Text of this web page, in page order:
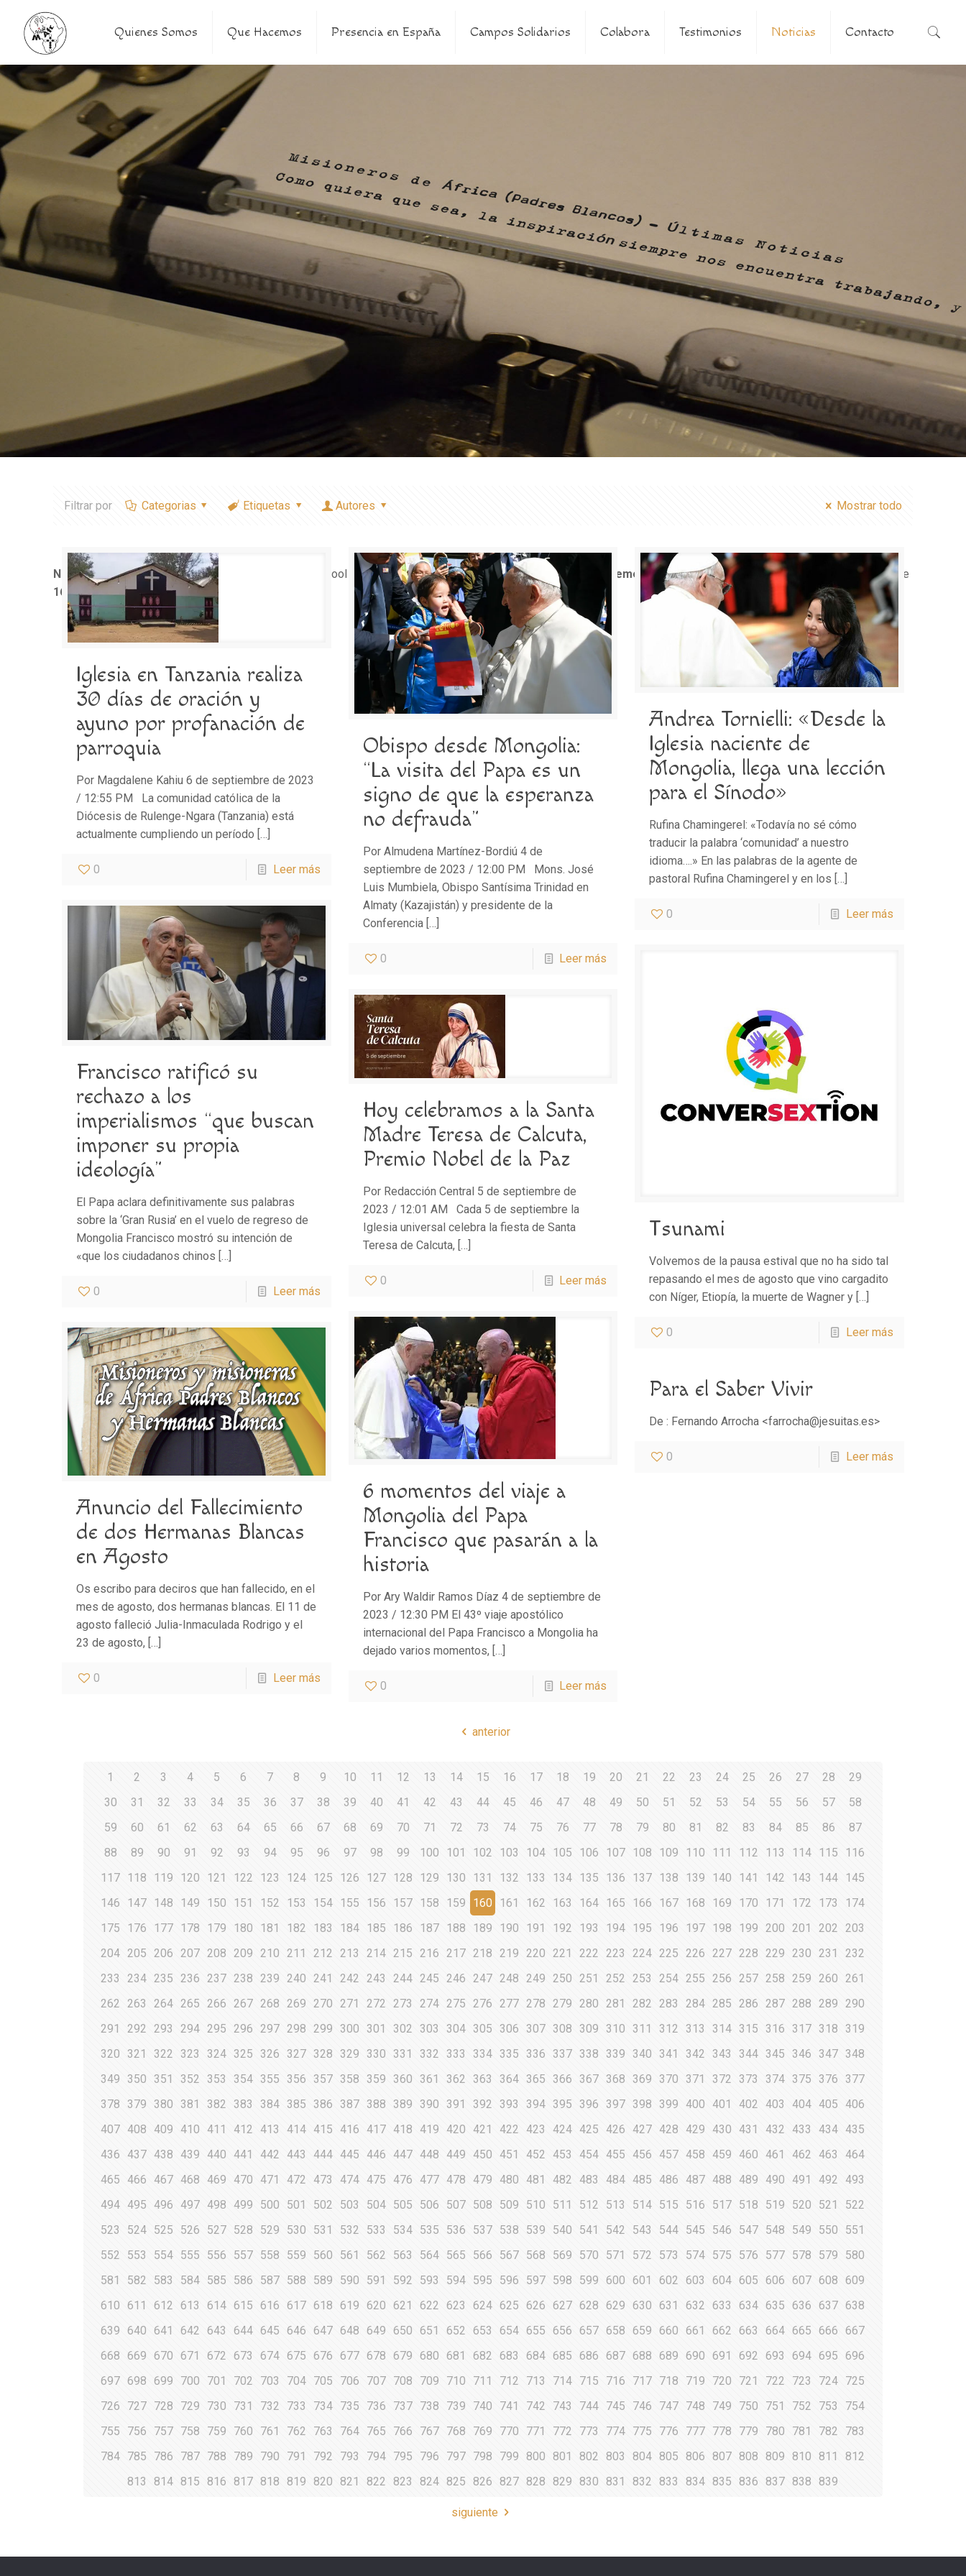
Quienes Somos Que Hacemos Presencia en España Campos Solidarios Colabora Testimonios Noticias Contacto
Filtrar por Categorias Etiquetas Autores Mostrar todo
Notice: Trying to access array offset on value of type bool in/home/misioner/public_html/padresblancos/themes/betheme/functions/theme-functions.php on line
1611
Iglesia en Tanzania realiza
30 días de oración y
ayuno por profanación de
parroquia
Por Magdalene Kahiu 6 de septiembre de 2023
/ 12:55 PM La comunidad católica de la
Diócesis de Rulenge-Ngara (Tanzania) está
actualmente cumpliendo un período […]
0 Leer más
Obispo desde Mongolia:
“La visita del Papa es un
signo de que la esperanza
no defrauda”
Por Almudena Martínez-Bordiú 4 de
septiembre de 2023 / 12:00 PM Mons. José
Luis Mumbiela, Obispo Santísima Trinidad en
Almaty (Kazajistán) y presidente de la
Conferencia[…]
0 Leer más
Andrea Tornielli: «Desde la
Iglesia naciente de
Mongolia, llega una lección
para el Sínodo»
Rufina Chamingerel: «Todavía no sé cómo
traducir la palabra ‘comunidad’ a nuestro
idioma….» En las palabras de la agente de
pastoral Rufina Chamingerel y en los […]
0 Leer más
Francisco ratificó su
rechazo a los
imperialismos “que buscan
imponer su propia
ideología”
El Papa aclara definitivamente sus palabras
sobre la ‘Gran Rusia’ en el vuelo de regreso de
Mongolia Francisco mostró su intención de
«que los ciudadanos chinos […]
0 Leer más
Tsunami
Volvemos de la pausa estival que no ha sido tal
repasando el mes de agosto que vino cargadito
con Níger, Etiopía, la muerte de Wagner y […]
0 Leer más
Hoy celebramos a la Santa
Madre Teresa de Calcuta,
Premio Nobel de la Paz
Por Redacción Central 5 de septiembre de
2023 / 12:01 AM Cada 5 de septiembre la
Iglesia universal celebra la fiesta de Santa
Teresa de Calcuta, […]
0 Leer más
6 momentos del viaje a
Mongolia del Papa
Francisco que pasarán a la
historia
Por Ary Waldir Ramos Díaz 4 de septiembre de
2023 / 12:30 PM El 43º viaje apostólico
internacional del Papa Francisco a Mongolia ha
dejado varios momentos, […]
0 Leer más
Anuncio del Fallecimiento
de dos Hermanas Blancas
en Agosto
Os escribo para deciros que han fallecido, en el
mes de agosto, dos hermanas blancas. El 11 de
agosto falleció Julia-Inmaculada Rodrigo y el
23 de agosto, […]
0 Leer más
Para el Saber Vivir
De : Fernando Arrocha <farrocha@jesuitas.es>
0 Leer más
anterior
1 2 3 4 5 6 7 8 9 10 11 12 13 14 15 16 17 18 19 20 21 22 23 24 25 26 27 28
29
30
31 32 33 34 35 36 37 38 39 40 41 42 43 44 45 46 47 48 49 50 51 52 53 54 55 56 57
58
59
60 61 62 63 64 65 66 67 68 69 70 71 72 73 74 75 76 77 78 79 80 81 82 83 84 85 86
87
88
89 90 91 92 93 94 95 96 97 98 99 100 101 102 103 104 105 106 107 108 109 110 111 112 113 114 115
116
117 118 119 120 121 122 123 124 125 126 127 128 129 130 131 132 133 134 135 136 137 138 139 140 141 142 143 144 145
146
147 148 149 150 151 152 153 154 155 156 157 158 159 160 161 162 163 164 165 166 167 168 169 170 171 172 173
174
175
176 177 178 179 180 181 182 183 184 185 186 187 188 189 190 191 192 193 194 195 196 197 198 199 200 201 202
203
204 205 206 207 208 209 210 211 212 213 214 215 216 217 218 219 220 221 222 223 224 225 226 227 228 229 230 231
232
233
234 235 236 237 238 239 240 241 242 243 244 245 246 247 248 249 250 251 252 253 254 255 256 257 258 259 260
261
262
263 264 265 266 267 268 269 270 271 272 273 274 275 276 277 278 279 280 281 282 283 284 285 286 287 288 289
290
291
292 293 294 295 296 297 298 299 300 301 302 303 304 305 306 307 308 309 310 311 312 313 314 315 316 317 318
319
320
321 322 323 324 325 326 327 328 329 330 331 332 333 334 335 336 337 338 339 340 341 342 343 344 345 346 347 348
349
350 351 352 353 354 355 356 357 358 359 360 361 362 363 364 365 366 367 368 369 370 371 372 373 374 375 376
377
378
379 380 381 382 383 384 385 386 387 388 389 390 391 392 393 394 395 396 397 398 399 400 401 402 403 404 405
406
407 408 409 410 411 412 413 414 415 416 417 418 419 420 421 422 423 424 425 426 427 428 429 430 431 432 433 434 435
436
437 438 439 440 441 442 443 444 445 446 447 448 449 450 451 452 453 454 455 456 457 458 459 460 461 462 463
464
465
466 467 468 469 470 471 472 473 474 475 476 477 478 479 480 481 482 483 484 485 486 487 488 489 490 491 492
493
494 495 496 497 498 499 500 501 502 503 504 505 506 507 508 509 510 511 512 513 514 515 516 517 518 519 520 521
522
523
524 525 526 527 528 529 530 531 532 533 534 535 536 537 538 539 540 541 542 543 544 545 546 547 548 549 550
551
552
553 554 555 556 557 558 559 560 561 562 563 564 565 566 567 568 569 570 571 572 573 574 575 576 577 578 579
580
581
582 583 584 585 586 587 588 589 590 591 592 593 594 595 596 597 598 599 600 601 602 603 604 605 606 607 608
609
610
611 612 613 614 615 616 617 618 619 620 621 622 623 624 625 626 627 628 629 630 631 632 633 634 635 636 637 638
639
640 641 642 643 644 645 646 647 648 649 650 651 652 653 654 655 656 657 658 659 660 661 662 663 664 665 666
667
668
669 670 671 672 673 674 675 676 677 678 679 680 681 682 683 684 685 686 687 688 689 690 691 692 693 694 695
696
697 698 699 700 701 702 703 704 705 706 707 708 709 710 711 712 713 714 715 716 717 718 719 720 721 722 723 724 725
726
727 728 729 730 731 732 733 734 735 736 737 738 739 740 741 742 743 744 745 746 747 748 749 750 751 752 753
754
755
756 757 758 759 760 761 762 763 764 765 766 767 768 769 770 771 772 773 774 775 776 777 778 779 780 781 782
783
784 785 786 787 788 789 790 791 792 793 794 795 796 797 798 799 800 801 802 803 804 805 806 807 808 809 810 811
812
813
814 815 816 817 818 819 820 821 822 823 824 825 826 827 828 829 830 831 832 833 834 835 836 837 838 839
siguiente